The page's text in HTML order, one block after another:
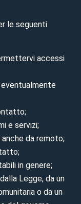
le seguenti
accessi
e servizi;
da remoto;
in genere;
Legge, da un
o da un